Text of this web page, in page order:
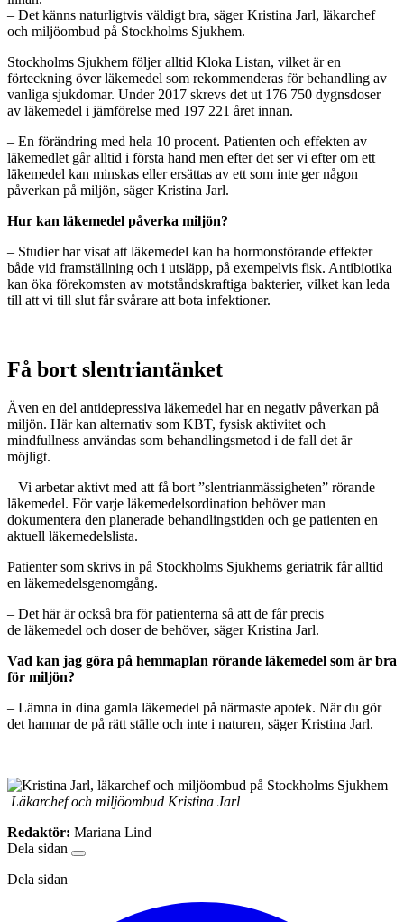
– Det känns naturligtvis väldigt bra, säger Kristina Jarl, läkarchef
och miljöombud på Stockholms Sjukhem.
Stockholms Sjukhem följer alltid Kloka Listan, vilket är en
förteckning över läkemedel som rekommenderas för behandling av
vanliga sjukdomar. Under 2017 skrevs det ut 176 750 dygnsdoser
av läkemedel i jämförelse med 197 221 året innan.
– En förändring med hela 10 procent. Patienten och effekten av
läkemedlet går alltid i första hand men efter det ser vi efter om ett
läkemedel kan minskas eller ersättas av ett som inte ger någon
påverkan på miljön, säger Kristina Jarl.
Hur kan läkemedel påverka miljön?
– Studier har visat att läkemedel kan ha hormonstörande effekter
både vid framställning och i utsläpp, på exempelvis fisk. Antibiotika
kan öka förekomsten av motståndskraftiga bakterier, vilket kan leda
till att vi till slut får svårare att bota infektioner.
Få bort slentriantänket
Även en del antidepressiva läkemedel har en negativ påverkan på
miljön. Här kan alternativ som KBT, fysisk aktivitet och
mindfullness användas som behandlingsmetod i de fall det är
möjligt.
– Vi arbetar aktivt med att få bort ”slentrianmässigheten” rörande
läkemedel. För varje läkemedelsordination behöver man
dokumentera den planerade behandlingstiden och ge patienten en
aktuell läkemedelslista.
Patienter som skrivs in på Stockholms Sjukhems geriatrik får alltid
en läkemedelsgenomgång.
– Det här är också bra för patienterna så att de får precis
de läkemedel och doser de behöver, säger Kristina Jarl.
Vad kan jag göra på hemmaplan rörande läkemedel som är bra
för miljön?
– Lämna in dina gamla läkemedel på närmaste apotek. När du gör
det hamnar de på rätt ställe och inte i naturen, säger Kristina Jarl.
Läkarchef och miljöombud Kristina Jarl
Redaktör: Mariana Lind
Dela sidan
Dela sidan